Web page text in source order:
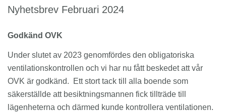
Nyhetsbrev Februari 2024
Godkänd OVK
Under slutet av 2023 genomfördes den obligatoriska
ventilationskontrollen och vi har nu fått beskedet att vår
OVK är godkänd. Ett stort tack till alla boende som
säkerställde att besiktningsmannen fick tillträde till
lägenheterna och därmed kunde kontrollera ventilationen.